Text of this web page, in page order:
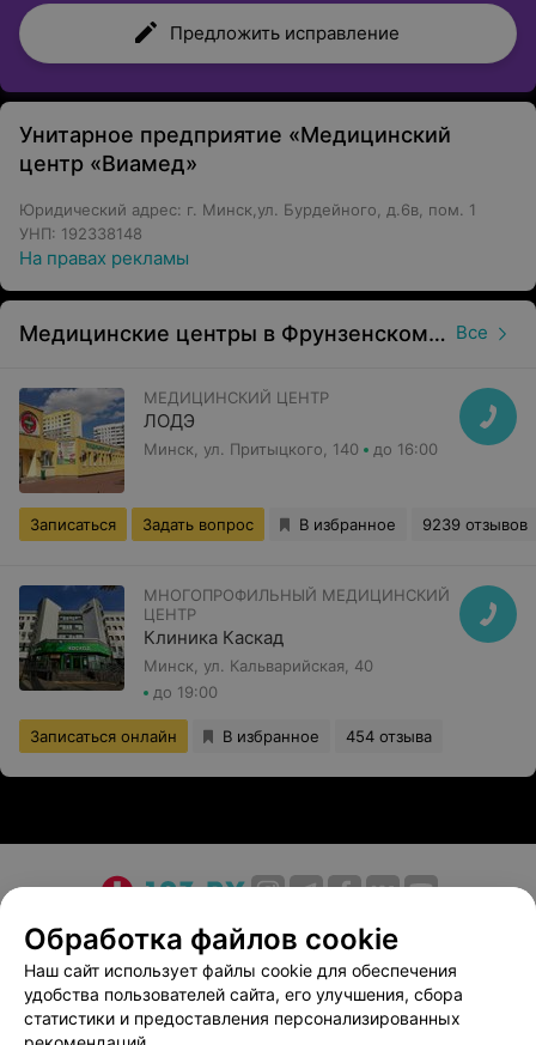
Предложить исправление
Унитарное предприятие «Медицинский
центр «Виамед»
Юридический адрес: г. Минск,ул. Бурдейного, д.6в, пом. 1
УНП: 192338148
На правах рекламы
Медицинские центры в Фрунзенском районе в Минске Все
МЕДИЦИНСКИЙ ЦЕНТР
ЛОДЭ
Минск, ул. Притыцкого, 140 до 16:00
Записаться Задать вопрос В избранное 9239 отзывов
МНОГОПРОФИЛЬНЫЙ МЕДИЦИНСКИЙ
ЦЕНТР
Клиника Каскад
Минск, ул. Кальварийская, 40
до 19:00
Записаться онлайн В избранное 454 отзыва
О проекте Новости проекта
Размещение рекламы
Медицинский маркетинг
Публичный договор
Пользовательское соглашение
Способы оплаты
Вакансии
Партнеры
Обработка файлов cookie
Наш сайт использует файлы cookie для обеспечения
удобства пользователей сайта, его улучшения, сбора
статистики и предоставления персонализированных